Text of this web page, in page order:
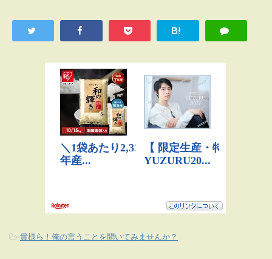
B!
-貴様ら！俺の言うことを聞いてみませんか？